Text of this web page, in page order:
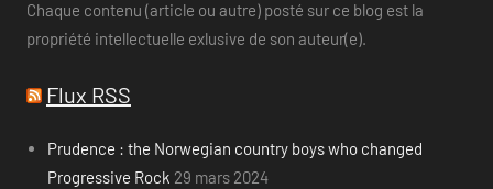
Chaque contenu (article ou autre) posté sur ce blog est la
propriété intellectuelle exlusive de son auteur(e).
Flux RSS
Prudence : the Norwegian country boys who changed
Progressive Rock 29 mars 2024